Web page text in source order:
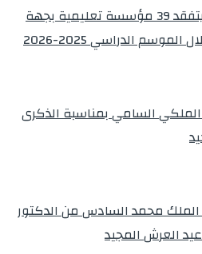
الدكتور نوفل كديلي يتفقد 39 مؤسسة تعليمية بجهة
الدراسي 2025-2026
السامي بمناسبة الذكرى
الملك محمد السادس من الدكتور
العرش المجيد